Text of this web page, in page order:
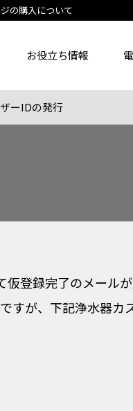
お役立ち情報
の購入について
ーIDの発行
登録完了のメールが
すが、下記浄水器